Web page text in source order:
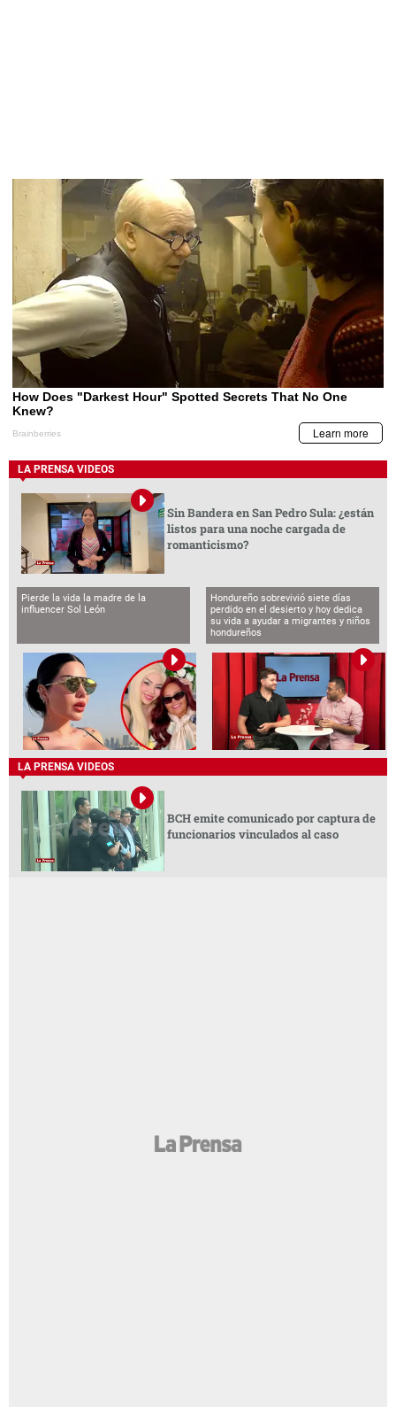
LA PRENSA VIDEOS
Sin Bandera en San Pedro Sula: ¿están
listos para una noche cargada de
romanticismo?
Pierde la vida la madre de la
influencer Sol León
Hondureño sobrevivió siete días
perdido en el desierto y hoy dedica
su vida a ayudar a migrantes y niños
hondureños
LA PRENSA VIDEOS
BCH emite comunicado por captura de
funcionarios vinculados al caso